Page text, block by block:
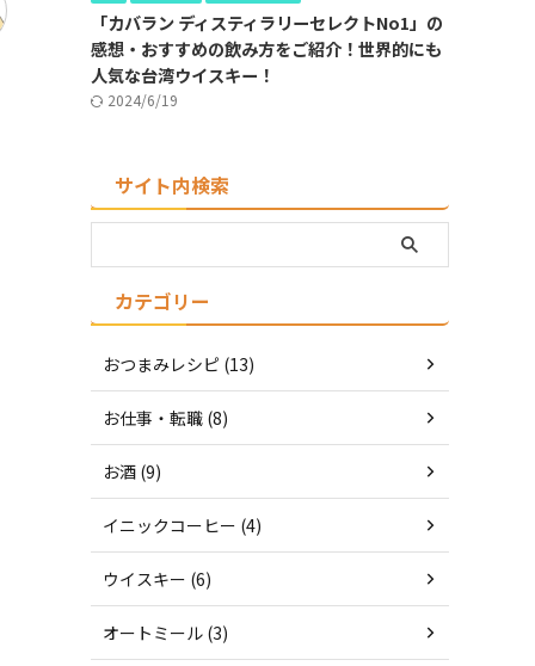
「カバラン ディスティラリーセレクトNo1」の
感想・おすすめの飲み方をご紹介！世界的にも
人気な台湾ウイスキー！
2024/6/19
サイト内検索
カテゴリー
おつまみレシピ (13)
お仕事・転職 (8)
お酒 (9)
イニックコーヒー (4)
ウイスキー (6)
オートミール (3)